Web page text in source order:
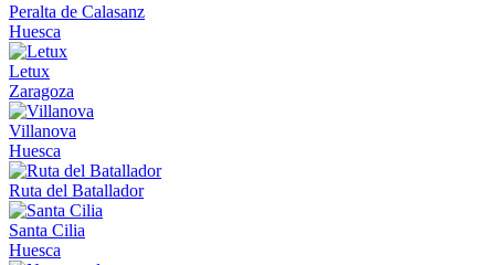
Peralta de Calasanz
Huesca
Letux
Zaragoza
Villanova
Huesca
Ruta del Batallador
Santa Cilia
Huesca